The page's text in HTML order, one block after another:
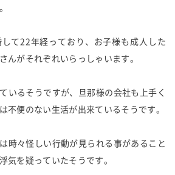
て22年経っており、お子様も成人した
んがそれぞれいらっしゃいます。
いるそうですが、旦那様の会社も上手く
不便のない生活が出来ているそうです。
時々怪しい行動が見られる事があること
気を疑っていたそうです。